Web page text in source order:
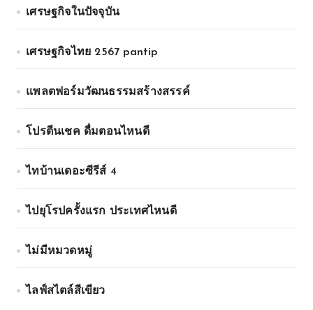
เศรษฐกิจในปัจจุบัน
เศรษฐกิจไทย 2567 pantip
แพลตฟอร์มวัฒนธรรมสร้างสรรค์
โปรตีนเชค ดื่มตอนไหนดี
ไทบ้านเดอะซีรีส์ 4
ไปยุโรปครั้งแรก ประเทศไหนดี
ไม่มีหมวดหมู่
ไลฟ์สไตล์สีเขียว